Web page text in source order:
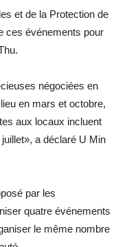
et de la Protection de
ces événements pour
négociées en
en mars et octobre,
aux locaux incluent
a déclaré U Min
par les
quatre événements
le même nombre